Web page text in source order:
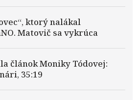
ktorý nalákal
Matovič sa vykrúca
článok Moniky Tódovej:
35:19